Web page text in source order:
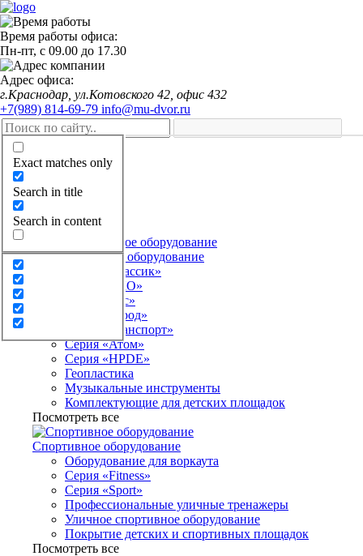
Время работы офиса:
Пн-пт, с 09.00 до 17.30
Адрес офиса:
г.Краснодар, ул.Котовского 42, офис 432
+7(989) 814-69-79 info@mu-dvor.ru
Exact matches only
Search in title
Search in content
Оформить заказ
Каталог
Детское игровое оборудование
Серия «Классик»
Серия «ЭКО»
Серия «Лес»
Серия «Город»
Серия «Транспорт»
Серия «Атом»
Серия «HPDE»
Геопластика
Музыкальные инструменты
Комплектующие для детских площадок
Посмотреть все
Спортивное оборудование
Оборудование для воркаута
Серия «Fitness»
Серия «Sport»
Профессиональные уличные тренажеры
Уличное спортивное оборудование
Покрытие детских и спортивных площадок
Посмотреть все